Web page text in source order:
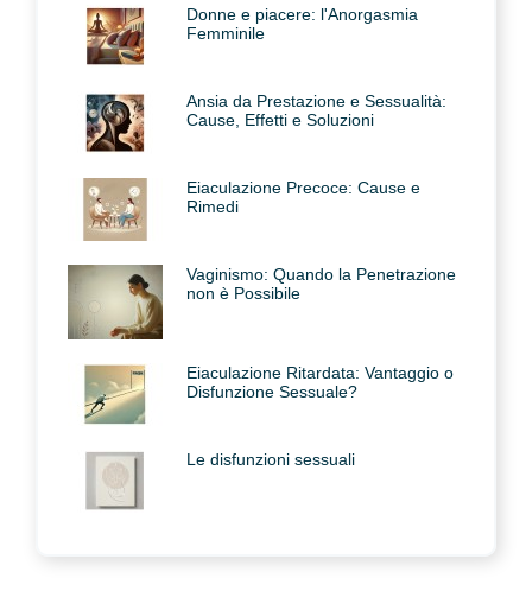
Donne e piacere: l'Anorgasmia
Femminile
Ansia da Prestazione e Sessualità:
Cause, Effetti e Soluzioni
Eiaculazione Precoce: Cause e
Rimedi
Vaginismo: Quando la Penetrazione
non è Possibile
Eiaculazione Ritardata: Vantaggio o
Disfunzione Sessuale?
Le disfunzioni sessuali